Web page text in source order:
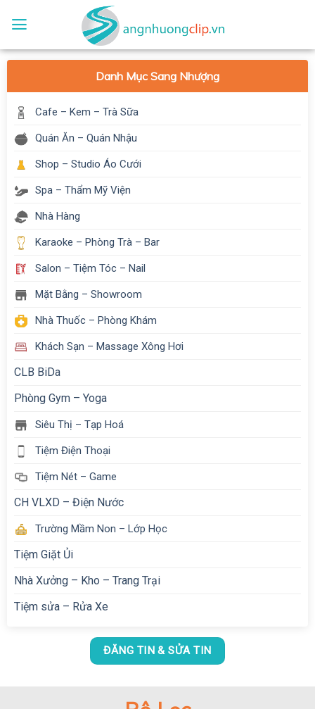
Danh Mục Sang Nhượng
Cafe – Kem – Trà Sữa
Quán Ăn – Quán Nhậu
Shop – Studio Áo Cưới
Spa – Thẩm Mỹ Viện
Nhà Hàng
Karaoke – Phòng Trà – Bar
Salon – Tiệm Tóc – Nail
Mặt Bằng – Showroom
Nhà Thuốc – Phòng Khám
Khách Sạn – Massage Xông Hơi
CLB BiDa
Phòng Gym – Yoga
Siêu Thị – Tạp Hoá
Tiệm Điện Thoại
Tiệm Nét – Game
CH VLXD – Điện Nước
Trường Mầm Non – Lớp Học
Tiệm Giặt Ủi
Nhà Xưởng – Kho – Trang Trại
Tiệm sửa – Rửa Xe
ĐĂNG TIN & SỬA TIN